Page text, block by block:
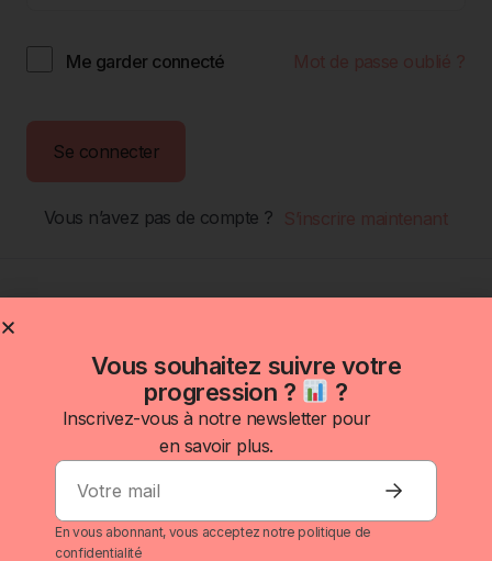
Me garder connecté
Se connecter
Vous n’avez pas de compte ?
Investir
J’investis :
fais
bosser ton
S'informer
Se former
Outils À propos
Inscrivez-
vous à à
Vous souhaitez suivre votre
progression ?
?
Inscrivez-vous à notre newsletter pour
en savoir plus.
En vous abonnant, vous acceptez notre politique de
confidentialité